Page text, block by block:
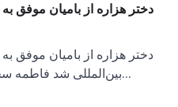
دختر هزاره از بامیان موفق
دختر هزاره از بامیان موفق
بین‌المللی شد فاطمه سخی‌زاده، دختر ۱۹ ساله هزاره از…